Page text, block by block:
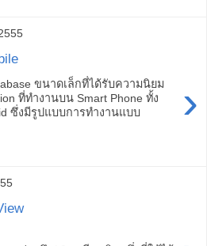
›
ขนาดเล็กที่ได้รับความนิยม
ที่ทำงานบน Smart Phone ทั้ง
ซึ่งมีรูปแบบการทำงานแบบ